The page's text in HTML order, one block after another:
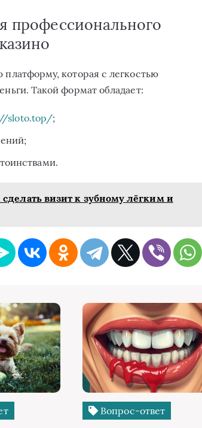
профессионального
которая с легкостью
Такой формат обладает:
sloto.top/;
сделать визит к зубному лёгким и
Вопрос-ответ